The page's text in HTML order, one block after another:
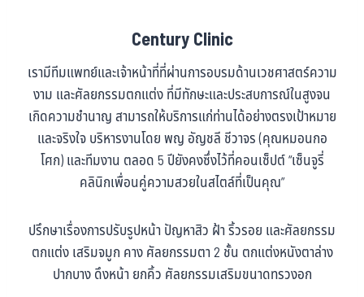
Century Clinic
เรามีทีมแพทย์และเจ้าหน้าที่ที่ผ่านการอบรมด้านเวชศาสตร์ความ
งาม และศัลยกรรมตกแต่ง ที่มีทักษะและประสบการณ์ในสูงจน
เกิดความชำนาญ สามารถให้บริการแก่ท่านได้อย่างตรงเป้าหมาย
และจริงใจ บริหารงานโดย พญ อัญชลี ชีวาจร (คุณหมอนกอ
โศก) และทีมงาน ตลอด 5 ปียังคงซึ่งไว้ที่คอนเซ็ปต์ “เซ็นจูรี่
คลินิกเพื่อนคู่ความสวยในสไตล์ที่เป็นคุณ”
ปรึกษาเรื่องการปรับรูปหน้า ปัญหาสิว ฝ้า ริ้วรอย และศัลยกรรม
ตกแต่ง เสริมจมูก คาง ศัลยกรรมตา 2 ชั้น ตกแต่งหนังตาล่าง
ปากบาง ดึงหน้า ยกคิ้ว ศัลยกรรมเสริมขนาดทรวงอก